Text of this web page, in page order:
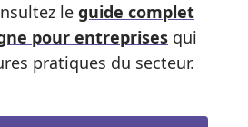
le guide complet
pour entreprises qui
pratiques du secteur.